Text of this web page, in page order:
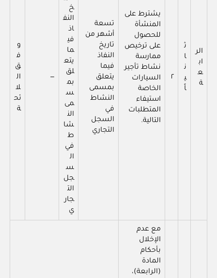
الر
اب
ع
ة
ث
ا
ن
ي
اً
يشترط على
المنشأة
للحصول
على ترخيص
ممارسة
نشاط تأجير
السيارات
الخاصة
استيفاء
المتطلبات
التالية.
٢
تسعة
أشهر من
تاريخ
النفاذ
فيما
يتعلق
بمسمى
النشاط
في
السجل
التجاري
خ
النف
اذ
في
ما
يتع
لق
بم
س
مى
الن
شا
ط
في
ال
س
جل
الت
جار
ي
—
و
ف
ق
ال
لا
ئح
ة
مع عدم
الإخلال
بأحكام
المادة
(الرابعة)،